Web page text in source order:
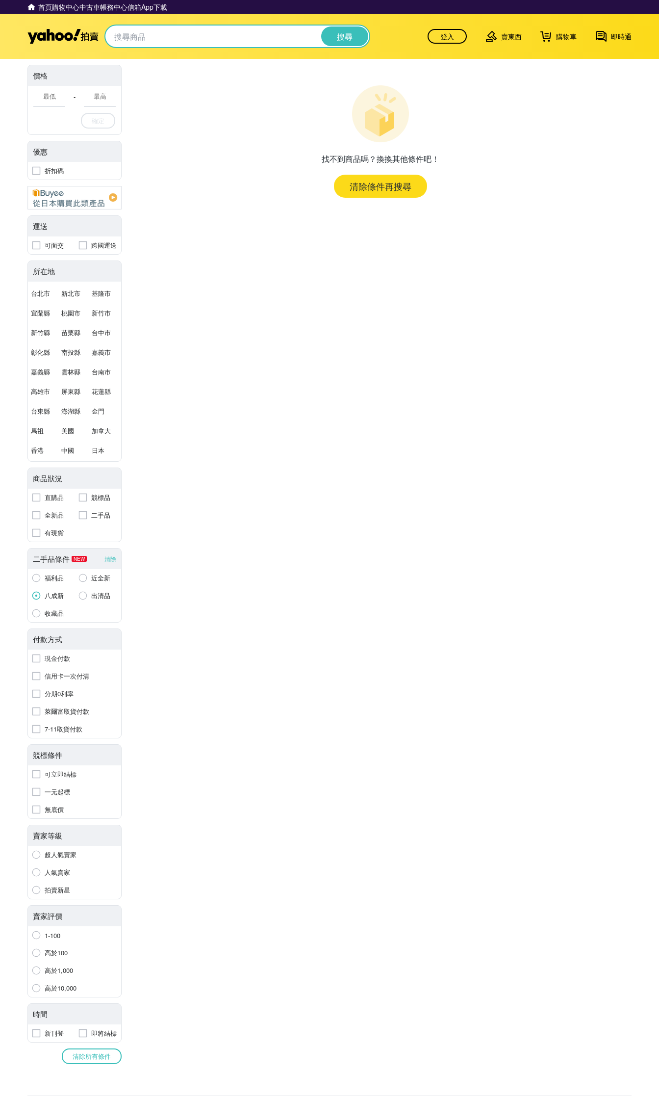
首頁購物中心中古車帳務中心信箱App下載
Yahoo拍賣 搜尋 登入 賣東西 購物車 即時通
價格
-
確定
優惠
折扣碼
運送
可面交 跨國運送
所在地
台北市 新北市 基隆市
宜蘭縣 桃園市 新竹市
新竹縣 苗栗縣 台中市
彰化縣 南投縣 嘉義市
嘉義縣 雲林縣 台南市
高雄市 屏東縣 花蓮縣
台東縣 澎湖縣 金門
馬祖 美國 加拿大
香港 中國 日本
商品狀況
直購品
競標品
全新品
二手品
有現貨
二手品條件 NEW 清除
福利品
近全新
八成新
出清品
收藏品
付款方式
現金付款
信用卡一次付清
分期0利率
萊爾富取貨付款
7-11取貨付款
競標條件
可立即結標
一元起標
無底價
賣家等級
超人氣賣家
人氣賣家
拍賣新星
賣家評價
1-100
高於100
高於1,000
高於10,000
時間
新刊登 即將結標
清除所有條件
找不到商品嗎？換換其他條件吧！
清除條件再搜尋